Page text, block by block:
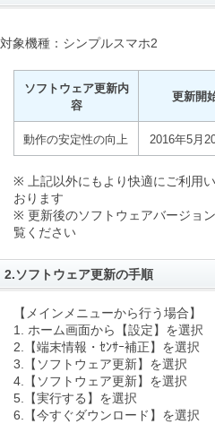
対象機種：シンプルスマホ2
ソフトウェア更新内
容
更新開
動作の安定性の向上 2016年5月
※ 上記以外にもより快適にご利用
おります
※ 更新後のソフトウェアバージョ
覧ください
2.ソフトウェア更新の手順
【メインメニューから行う場合】
1. ホーム画面から【設定】を選択
2.【端末情報・ｾﾝｻｰ補正】を選択
3.【ソフトウェア更新】を選択
4.【ソフトウェア更新】を選択
5.【実行する】を選択
6.【今すぐダウンロード】を選択